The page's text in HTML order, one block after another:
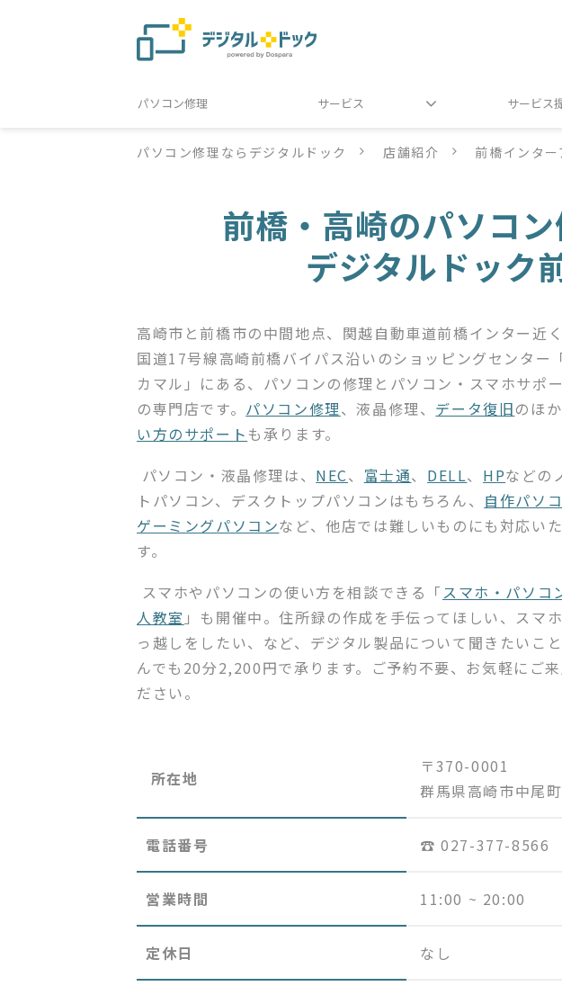
パソコン修理 サービス サービス
パソコン修理ならデジタルドック 店舗紹介 前橋インタ
前橋・高崎のパソコ
デジタルドック
高崎市と前橋市の中間地点、関越自動車道前橋インター近く
国道17号線高崎前橋バイパス沿いのショッピングセンター
カマル」にある、パソコンの修理とパソコン・スマホサポ
の専門店です。 パソコン修理、液晶修理、 データ復旧のほか
い方のサポート も承ります。
パソコン・液晶修理は、 NEC、 富士通、 DELL、 HPなどの
トパソコン、デスクトップパソコンはもちろん、 自作パソ
ゲーミングパソコンなど、他店では難しいものにも対応い
す。
スマホやパソコンの使い方を相談できる「スマホ・パソコ
人教室 」も開催中。住所録の作成を手伝ってほしい、スマ
っ越しをしたい、など、デジタル製品について聞きたいこ
んでも20分2,200円で承ります。ご予約不要、お気軽にご来
ださい。
所在地
〒370-0001
群馬県高崎市中尾
電話番号 ☎︎ 027-377-8566
営業時間 11:00 ~ 20:00
定休日 なし